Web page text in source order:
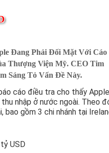
Đang Phải Đối Mặt Với Cáo
Thượng Viện Mỹ. CEO Tim
Sáng Tỏ Vấn Đề Này.
cáo điều tra cho thấy Apple
nhập ở nước ngoài. Theo
bao gồm 3 chi nhánh tại